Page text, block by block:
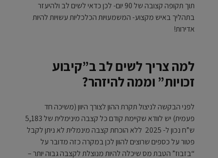
תוך תקופה קצובה של 90 יום- לכן כדאי לשים לב ולהיעזר
בתהליך באיש מקצוע- המשמעויות הכלכליות עשויות להיות
אדירות!
למה צריך לשים לב ב”קיבוע
זכויות” וממה להיזהר?
לפני הבקשה לניצול תקרת ההון לצורך היוון (משיכה חד
פעמית) יש לוודא שקיימת קודם כל קצבה מינימלית של 5,183
ש”ח נכון ל- 2025 ללא הוכחת קצבה מינמלית לא ניתן לקבל
פטור על כספים שרוצים להוון לכן במקרה כזה מדובר על
“בזבוז” הטבת מס שיכלה להיות מנוצלת לקצבה גבוה יותר –